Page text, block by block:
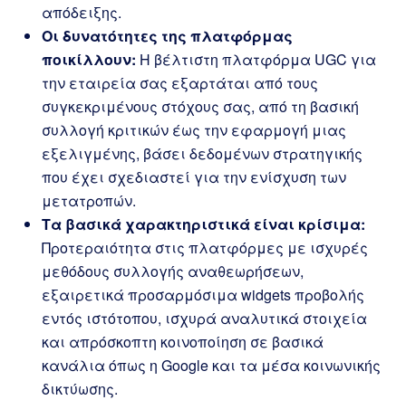
απόδειξης.
Οι δυνατότητες της πλατφόρμας
ποικίλλουν: Η βέλτιστη πλατφόρμα UGC για
την εταιρεία σας εξαρτάται από τους
συγκεκριμένους στόχους σας, από τη βασική
συλλογή κριτικών έως την εφαρμογή μιας
εξελιγμένης, βάσει δεδομένων στρατηγικής
που έχει σχεδιαστεί για την ενίσχυση των
μετατροπών.
Τα βασικά χαρακτηριστικά είναι κρίσιμα:
Προτεραιότητα στις πλατφόρμες με ισχυρές
μεθόδους συλλογής αναθεωρήσεων,
εξαιρετικά προσαρμόσιμα widgets προβολής
εντός ιστότοπου, ισχυρά αναλυτικά στοιχεία
και απρόσκοπτη κοινοποίηση σε βασικά
κανάλια όπως η Google και τα μέσα κοινωνικής
δικτύωσης.